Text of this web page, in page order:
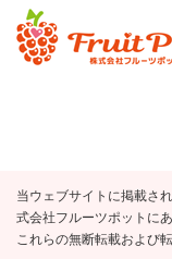
当ウェブサイトに掲載さ
式会社フルーツポットにあ
これらの無断転載および